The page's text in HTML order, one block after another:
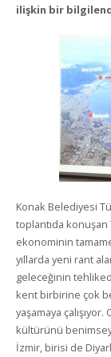
ilişkin bir
Konak Belediyesi
toplantıda konuşan
ekonominin
yıllarda yeni rant
geleceğinin
kent birbirine çok
yaşamaya
kültürünü
İzmir, birisi de